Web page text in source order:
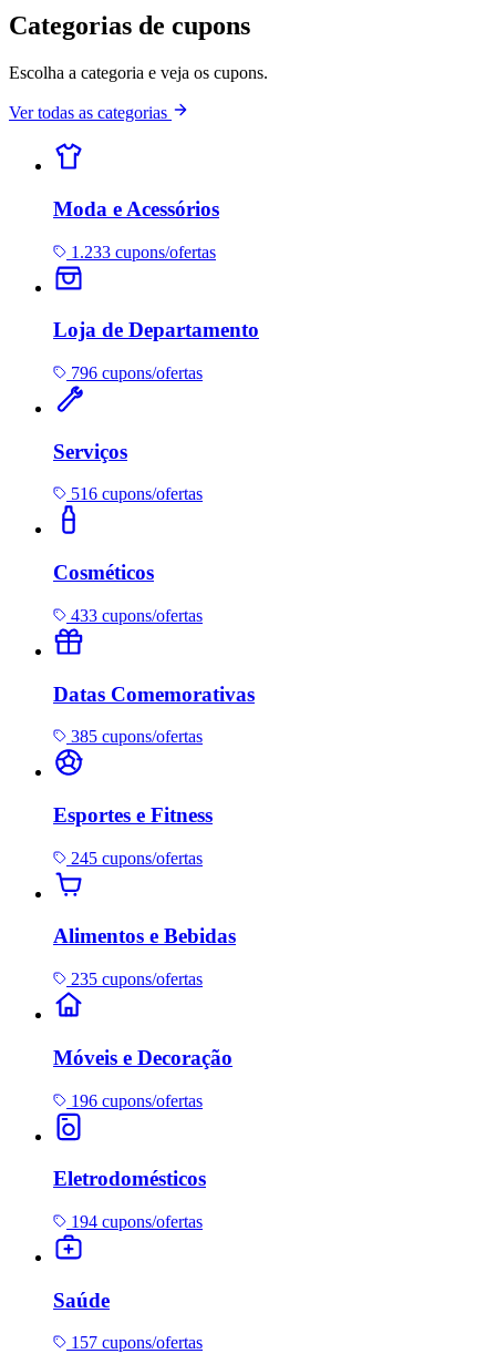
Categorias de cupons
Escolha a categoria e veja os cupons.
Ver todas as categorias
Moda e Acessórios
1.233 cupons/ofertas
Loja de Departamento
796 cupons/ofertas
Serviços
516 cupons/ofertas
Cosméticos
433 cupons/ofertas
Datas Comemorativas
385 cupons/ofertas
Esportes e Fitness
245 cupons/ofertas
Alimentos e Bebidas
235 cupons/ofertas
Móveis e Decoração
196 cupons/ofertas
Eletrodomésticos
194 cupons/ofertas
Saúde
157 cupons/ofertas